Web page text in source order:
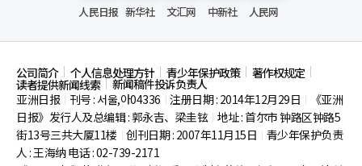
人民日报 新华社 文汇网 中新社 人民网
公司简介 个人信息处理方针 青少年保护政策 著作权规定
读者提供新闻线索
新闻稿件投诉负责人
亚洲日报
刊号 : 서울,아04336 注册日期 : 2014年12月29日
《亚洲
日报》发行人及总编辑 : 郭永吉、梁圭铉 地址 : 首尔市钟路区钟路5
街13号三共大厦11楼 创刊日期 : 2007年11月15日
青少年保护负责
人 : 王海纳 电话 : 02-739-2171